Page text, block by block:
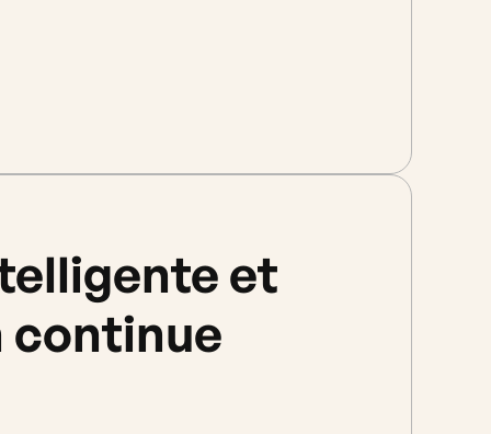
et